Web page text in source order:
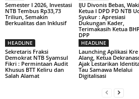
Semester I 2026, Investasi
NTB Tembus Rp33,73
Triliun, Semakin
Berkualitas dan Inklusif
IJU Divonis Bebas,
Ketua I DPD PD NTB
Syukur : Apresiasi
Dukungan Kader,
Terimakasih Ketua
DPP
HEADLINE
Sekretaris Fraksi
Demokrat NTB Syamsul
Fikri : Permintaan Audit
Khusus BTT Keliru dan
Salah Alamat
HEADLINE
Launching Aplikasi Kre
Alang, Ketua
Ajak Lestarikan
Tau Samawa Melalui
Digitalisasi